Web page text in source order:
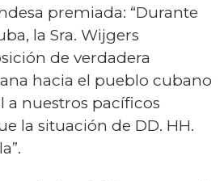
premiada: “Durante
la Sra. Wijgers
de verdadera
hacia el pueblo cubano
a nuestros pacíficos
la situación de DD. HH.